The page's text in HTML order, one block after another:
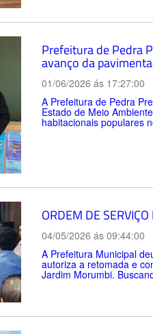
Prefeitura de Pedra
avanço da
01/06/2026 ás 17:27:00
A Prefeitura de Pedra
Estado de Meio
habitacionais populares
ORDEM DE
04/05/2026 ás 09:44:00
A Prefeitura Municipal
autoriza a retomada e
Jardim Morumbi.